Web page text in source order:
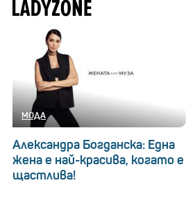
МОДА
Александра Богданска: Една
жена е най-красива, когато е
щастлива!